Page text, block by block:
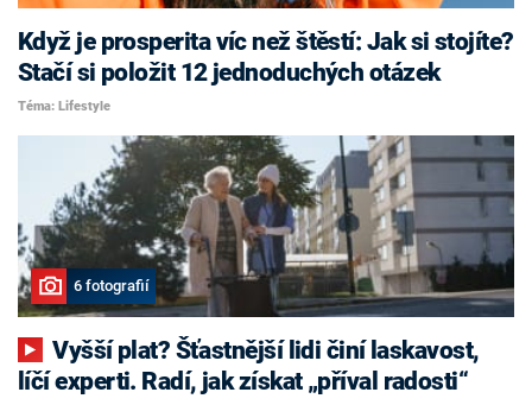
Když je prosperita víc než štěstí: Jak si stojíte?
Stačí si položit 12 jednoduchých otázek
Téma: Lifestyle
6 fotografií
Vyšší plat? Šťastnější lidi činí laskavost,
líčí experti. Radí, jak získat „příval radosti“